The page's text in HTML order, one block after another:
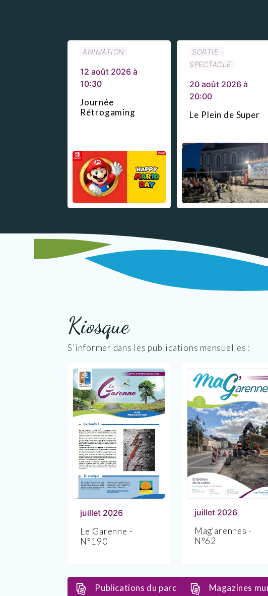
ANIMATION
12 août 2026 à
10:30
Journée
Rétrogaming
SORTIE -
SPECTACLE
20 août 2026 à
20:00
Le Plein de Super
Kiosque
S’informer dans les publications mensuelles :
juillet 2026
Le Garenne -
N°190
juillet 2026
Mag'arennes -
N°62
Publications du parc Magazines